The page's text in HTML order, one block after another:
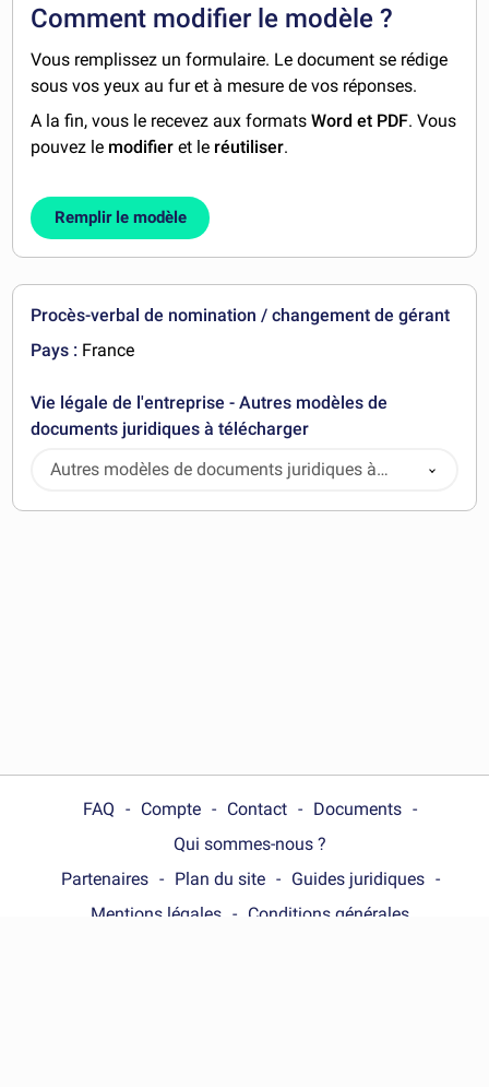
Comment modifier le modèle ?
Vous remplissez un formulaire. Le document se rédige
sous vos yeux au fur et à mesure de vos réponses.
A la fin, vous le recevez aux formatsWord et PDF. Vous
pouvez le modifier et le réutiliser.
Remplir le modèle
Procès-verbal de nomination / changement de gérant
Pays : France
Vie légale de l'entreprise - Autres modèles de
documents juridiques à télécharger
Autres modèles de documents juridiques à
télécharger
FAQ Compte Contact
Documents
Qui sommes-nous ?
Partenaires
Plan du site
Guides juridiques
Mentions légales
Conditions générales